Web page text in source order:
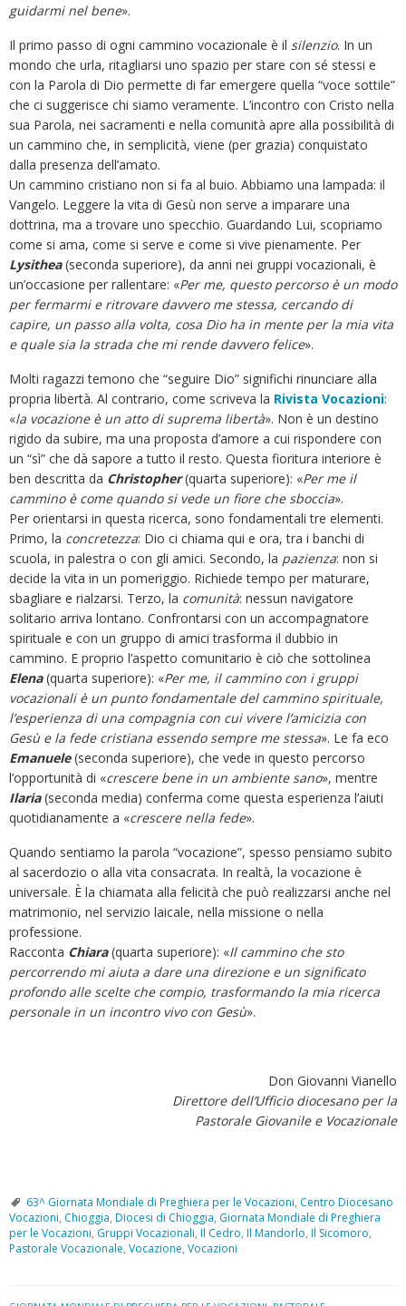
guidarmi nel bene».
Il primo passo di ogni cammino vocazionale è il silenzio. In un
mondo che urla, ritagliarsi uno spazio per stare con sé stessi e
con la Parola di Dio permette di far emergere quella “voce sottile”
che ci suggerisce chi siamo veramente. L’incontro con Cristo nella
sua Parola, nei sacramenti e nella comunità apre alla possibilità di
un cammino che, in semplicità, viene (per grazia) conquistato
dalla presenza dell’amato.
Un cammino cristiano non si fa al buio. Abbiamo una lampada: il
Vangelo. Leggere la vita di Gesù non serve a imparare una
dottrina, ma a trovare uno specchio. Guardando Lui, scopriamo
come si ama, come si serve e come si vive pienamente. Per
Lysithea(seconda superiore), da anni nei gruppi vocazionali, è
un’occasione per rallentare: «Per me, questo percorso è un modo
per fermarmi e ritrovare davvero me stessa, cercando di
capire, un passo alla volta, cosa Dio ha in mente per la mia vita
e quale sia la strada che mi rende davvero felice».
Molti ragazzi temono che “seguire Dio” significhi rinunciare alla
propria libertà. Al contrario, come scriveva la Rivista Vocazioni:
«la vocazione è un atto di suprema libertà». Non è un destino
rigido da subire, ma una proposta d’amore a cui rispondere con
un “sì” che dà sapore a tutto il resto. Questa fioritura interiore è
ben descritta da Christopher(quarta superiore): «Per me il
cammino è come quando si vede un fiore che sboccia».
Per orientarsi in questa ricerca, sono fondamentali tre elementi.
Primo, la concretezza: Dio ci chiama qui e ora, tra i banchi di
scuola, in palestra o con gli amici. Secondo, la pazienza: non si
decide la vita in un pomeriggio. Richiede tempo per maturare,
sbagliare e rialzarsi. Terzo, la comunità: nessun navigatore
solitario arriva lontano. Confrontarsi con un accompagnatore
spirituale e con un gruppo di amici trasforma il dubbio in
cammino. E proprio l’aspetto comunitario è ciò che sottolinea
Elena(quarta superiore): «Per me, il cammino con i gruppi
vocazionali è un punto fondamentale del cammino spirituale,
l’esperienza di una compagnia con cui vivere l’amicizia con
Gesù e la fede cristiana essendo sempre me stessa». Le fa eco
Emanuele(seconda superiore), che vede in questo percorso
l’opportunità di «crescere bene in un ambiente sano», mentre
Ilaria(seconda media) conferma come questa esperienza l’aiuti
quotidianamente a «crescere nella fede».
Quando sentiamo la parola “vocazione”, spesso pensiamo subito
al sacerdozio o alla vita consacrata. In realtà, la vocazione è
universale. È la chiamata alla felicità che può realizzarsi anche nel
matrimonio, nel servizio laicale, nella missione o nella
professione.
Racconta Chiara(quarta superiore): «Il cammino che sto
percorrendo mi aiuta a dare una direzione e un significato
profondo alle scelte che compio, trasformando la mia ricerca
personale in un incontro vivo con Gesù».
Don Giovanni Vianello
Direttore dell’Ufficio diocesano per la
Pastorale Giovanile e Vocazionale
63^ Giornata Mondiale di Preghiera per le Vocazioni, Centro Diocesano
Vocazioni, Chioggia, Diocesi di Chioggia, Giornata Mondiale di Preghiera
per le Vocazioni, Gruppi Vocazionali, Il Cedro, Il Mandorlo, Il Sicomoro,
Pastorale Vocazionale, Vocazione, Vocazioni